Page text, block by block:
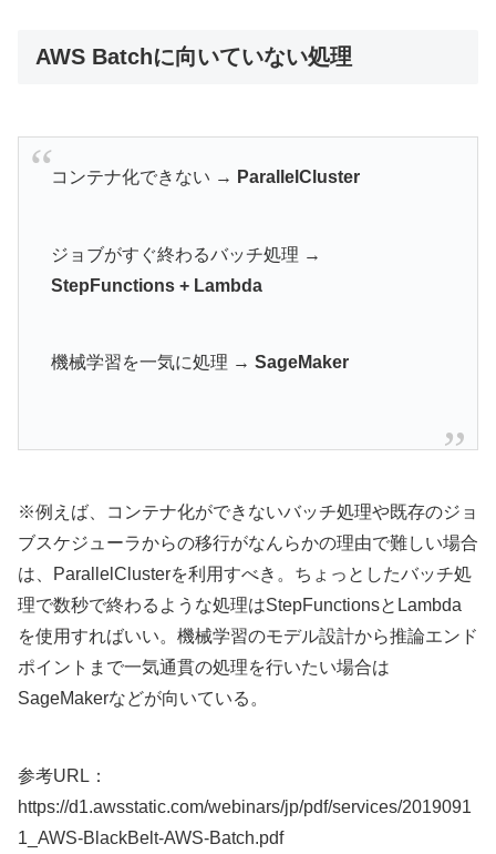
AWS Batchに向いていない処理
コンテナ化できない → ParallelCluster
ジョブがすぐ終わるバッチ処理 →
StepFunctions + Lambda
機械学習を一気に処理 → SageMaker
※例えば、コンテナ化ができないバッチ処理や既存のジョ
ブスケジューラからの移行がなんらかの理由で難しい場合
は、ParallelClusterを利用すべき。ちょっとしたバッチ処
理で数秒で終わるような処理はStepFunctionsとLambda
を使用すればいい。機械学習のモデル設計から推論エンド
ポイントまで一気通貫の処理を行いたい場合は
SageMakerなどが向いている。
参考URL：
https://d1.awsstatic.com/webinars/jp/pdf/services/2019091
1_AWS-BlackBelt-AWS-Batch.pdf